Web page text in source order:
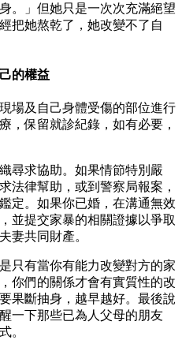
。」但她只是一次次充滿絕望
把她熬乾了，她改變不了自
的權益
場及自己身體受傷的部位進行
，保留就診紀錄，如有必要，
尋求協助。如果情節特別嚴
法律幫助，或到警察局報案，
定。如果你已婚，在溝通無效
並提交家暴的相關證據以爭取
妻共同財產。
只有當你有能力改變對方的家
你們的關係才會有實質性的改
果斷抽身，越早越好。最後說
一下那些已為人父母的朋友
。